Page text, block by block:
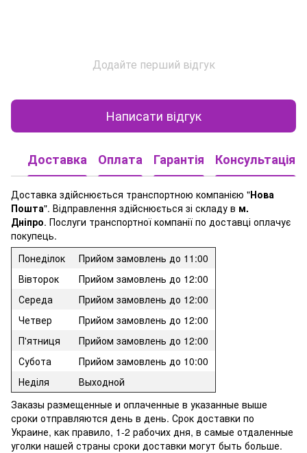
Додайте перший відгук
Написати відгук
Доставка Оплата Гарантія Консультація
Доставка здійснюється транспортною компанією "Нова
Пошта". Відправлення здійснюється зі складу в м.
Дніпро. Послуги транспортної компанії по доставці оплачує
покупець.
Понеділок
Прийом замовлень до 11:00
Вівторок
Прийом замовлень до 12:00
Середа
Прийом замовлень до 12:00
Четвер
Прийом замовлень до 12:00
П'ятниця
Прийом замовлень до 12:00
Субота
Прийом замовлень до 10:00
Неділя
Выходной
Заказы размещенные и оплаченные в указанные выше
сроки отправляются день в день. Срок доставки по
Украине, как правило, 1-2 рабочих дня, в самые отдаленные
уголки нашей страны сроки доставки могут быть больше.